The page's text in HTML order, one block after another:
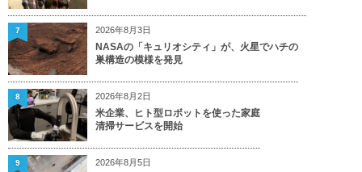
2026年8月3日
NASAの「キュリオシティ」が、火星でハチの
巣構造の模様を発見
7
2026年8月2日
米企業、ヒト型ロボットを使った家庭
清掃サービスを開始
8
2026年8月5日
9